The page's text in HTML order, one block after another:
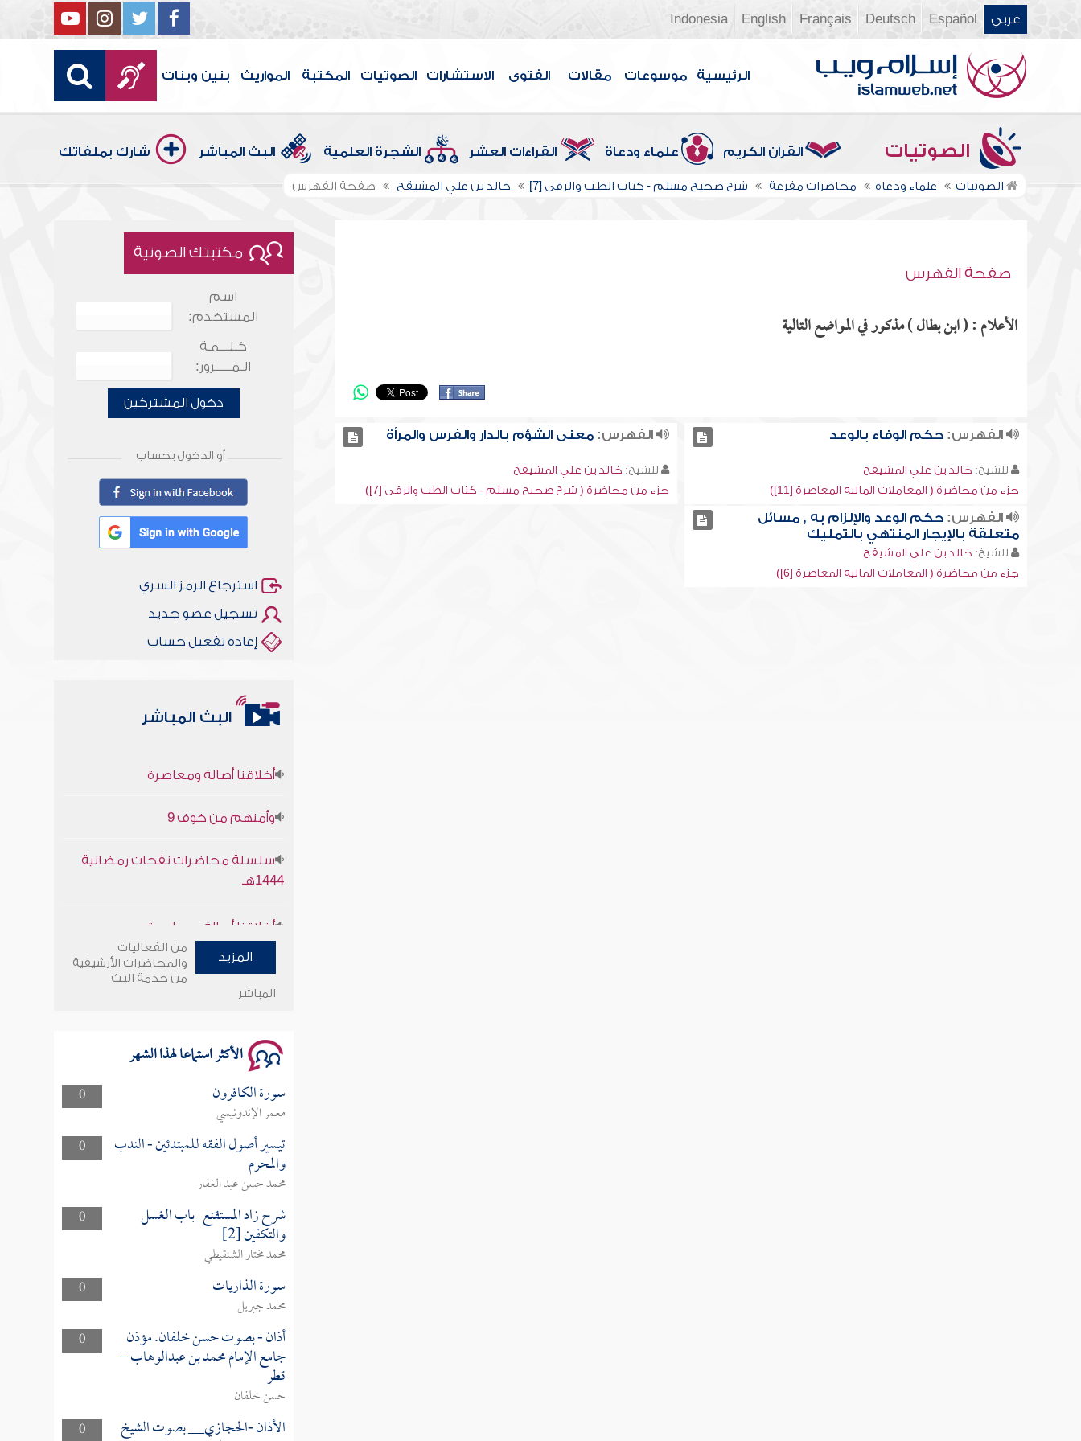
عربي Español
Deutsch
Français
English
Indonesia
الرئيسية موسوعات مقالات الفتوى الاستشارات الصوتيات المكتبة المواريث بنين وبنات
الصوتيات القرآن الكريم علماء ودعاة القراءات العشر الشجرة العلمية البث المباشر شارك بملفاتك
الصوتيات علماء ودعاة محاضرات مفرغة شرح صحيح مسلم - كتاب الطب والرقى [7] خالد بن علي المشيقح صفحة الفهرس
صفحة الفهرس
الأعلام : ( ابن بطال ) مذكور في المواضع التالية
الفهرس:حكم الوفاء بالوعد
للشيخ: خالد بن علي المشيقح
جزء من محاضرة ( المعاملات المالية المعاصرة [11])
الفهرس: معنى الشؤم بالدار والفرس والمرأة
للشيخ: خالد بن علي المشيقح
جزء من محاضرة ( شرح صحيح مسلم - كتاب الطب والرقى [7])
الفهرس:حكم الوعد والإلزام به , مسائل
متعلقة بالإيجار المنتهي بالتمليك
للشيخ: خالد بن علي المشيقح
جزء من محاضرة ( المعاملات المالية المعاصرة [6])
مكتبتك الصوتية
اسم
المستخدم:
كـلـــمـة
الـمـــــرور:
دخول المشتركين
أو الدخول بحساب
استرجاع الرمز السري
تسجيل عضو جديد
إعادة تفعيل حساب
البث المباشر
1444هـ
وأمنهم من خوف 9
سلسلة محاضرات نفحات رمضانية
المزيد
من الفعاليات
والمحاضرات الأرشيفية
من خدمة البث
المباشر
الأكثر استماعا لهذا الشهر
0 سورة الكافرون
معمر الإندونيسي
0
تيسير أصول الفقه للمبتدئين - الندب
والمحرم
محمد حسن عبد الغفار
0
شرح زاد المستقنع_باب الغسل
والتكفين [2]
محمد مختار الشنقيطي
0
سورة الذاريات
محمد جبريل
0
أذان - بصوت حسن خلفان. مؤذن
جامع الإمام محمد بن عبدالوهاب –
قطر
حسن خلفان
0
الأذان -الحجازي__ بصوت الشيخ